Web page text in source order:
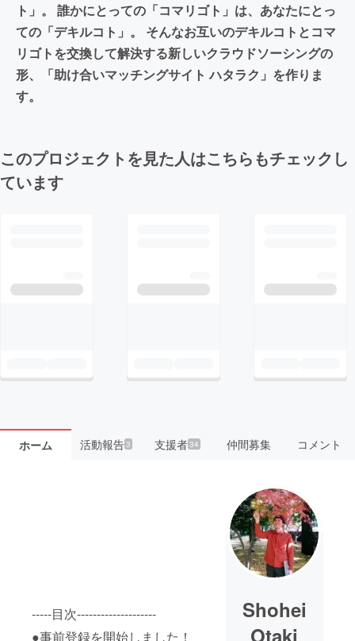
ト」。 誰かにとっての「コマリゴト」は、あなたにとっ
ての「デキルコト」。 そんなお互いのデキルコトとコマ
リゴトを交換して解決する新しいクラウドソーシングの
形、「助け合いマッチングサイト ハタラク」を作りま
す。
このプロジェクトを見た人はこちらもチェックし
ています
ホーム 活動報告3 支援者34 仲間募集 コメント
-----目次--------------------
●事前登録を開始しました！
Shohei
Otaki